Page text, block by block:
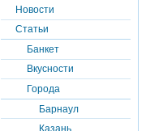
Новости
Статьи
Банкет
Вкусности
Города
Барнаул
Казань